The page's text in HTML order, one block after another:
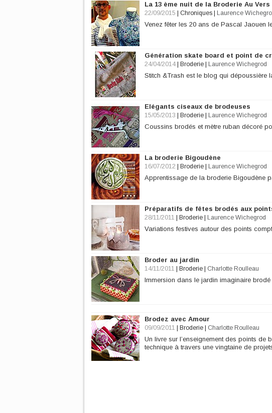
La 13 ème nuit de la Broderie Au
22/09/2015 Chroniques Laurence
Venez fêter les 20 ans de Pascal Jaouen
Génération skate board et point de
24/04/2014 Broderie Laurence Wichegrod
Stitch &Trash est le blog qui dépoussière
Elégants ciseaux de brodeuses
15/05/2013 Broderie Laurence Wichegrod
Coussins brodés et mètre ruban décoré
La broderie Bigoudène
16/07/2012 Broderie Laurence Wichegrod
Apprentissage de la broderie Bigoudène
Préparatifs de fêtes brodés aux
28/11/2011 Broderie Laurence Wichegrod
Variations festives autour des points
Broder au jardin
14/11/2011 Broderie Charlotte Roulleau
Immersion dans le jardin imaginaire
Brodez avec Amour
09/09/2011 Broderie Charlotte Roulleau
Un livre sur l’enseignement des points de
technique à travers une vingtaine de